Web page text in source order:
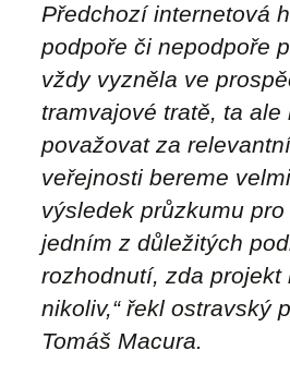
Předchozí internetová
podpoře či nepodpoře
vždy vyzněla ve
tramvajové tratě, ta ale
považovat za
veřejnosti bereme
výsledek průzkumu
jedním z důležitých
rozhodnutí, zda projekt
nikoliv,“ řekl ostravský
Tomáš Macura.